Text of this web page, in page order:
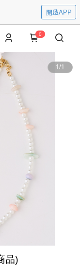
開啟APP
0
1/1
品)